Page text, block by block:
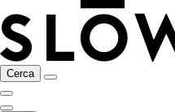
Cerca